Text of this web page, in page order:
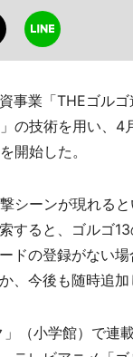
業「THEゴル
の技術を用い、4
開始した。
シーンが現れる
すると、ゴルゴ
ドの登録がない
、今後も随時追加
（小学館）で連